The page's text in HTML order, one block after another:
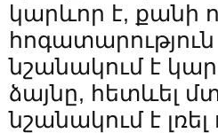
կարևոր է, քանի
նշանակում է
ձայնը, հետևել
նշանակում է